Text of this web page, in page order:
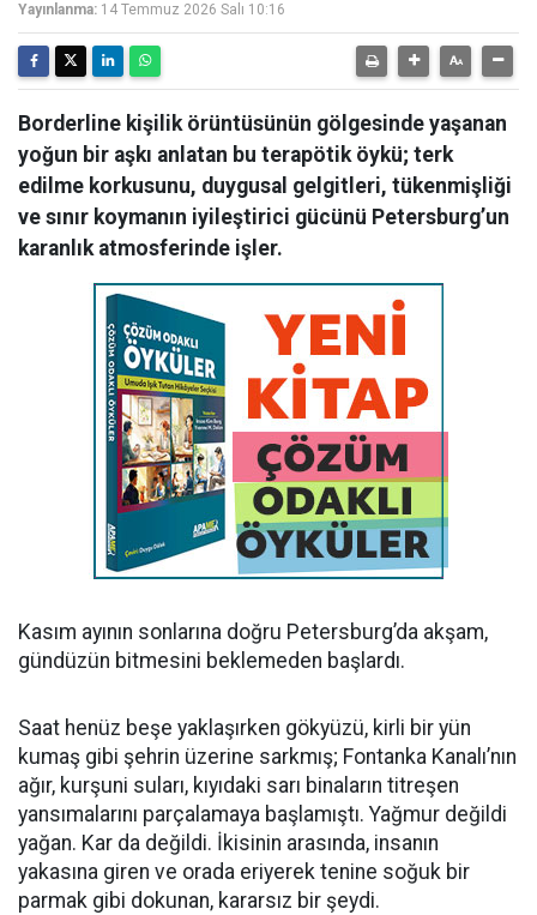
Yayınlanma: 14 Temmuz 2026 Salı 10:16
Borderline kişilik örüntüsünün gölgesinde yaşanan
yoğun bir aşkı anlatan bu terapötik öykü; terk
edilme korkusunu, duygusal gelgitleri, tükenmişliği
ve sınır koymanın iyileştirici gücünü Petersburg’un
karanlık atmosferinde işler.
Kasım ayının sonlarına doğru Petersburg’da akşam,
gündüzün bitmesini beklemeden başlardı.
Saat henüz beşe yaklaşırken gökyüzü, kirli bir yün
kumaş gibi şehrin üzerine sarkmış; Fontanka Kanalı’nın
ağır, kurşuni suları, kıyıdaki sarı binaların titreşen
yansımalarını parçalamaya başlamıştı. Yağmur değildi
yağan. Kar da değildi. İkisinin arasında, insanın
yakasına giren ve orada eriyerek tenine soğuk bir
parmak gibi dokunan, kararsız bir şeydi.